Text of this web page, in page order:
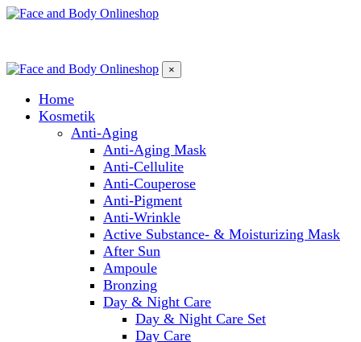
×
Home
Kosmetik
Anti-Aging
Anti-Aging Mask
Anti-Cellulite
Anti-Couperose
Anti-Pigment
Anti-Wrinkle
Active Substance- & Moisturizing Mask
After Sun
Ampoule
Bronzing
Day & Night Care
Day & Night Care Set
Day Care